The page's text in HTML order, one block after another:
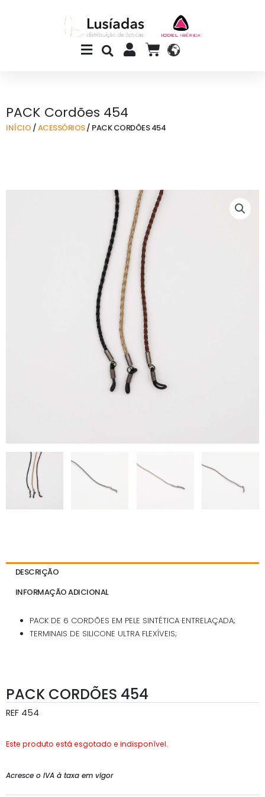
Main
Menu
CART
PACK Cordões 454
INÍCIO /ACESSÓRIOS/ PACK CORDÕES 454
DESCRIÇÃO
INFORMAÇÃO ADICIONAL
PACK DE 6 CORDÕES EM PELE SINTÉTICA ENTRELAÇADA;
TERMINAIS DE SILICONE ULTRA FLEXÍVEIS;
PACK CORDÕES 454
REF 454
Este produto está esgotado e indisponível.
Acresce o IVA à taxa em vigor